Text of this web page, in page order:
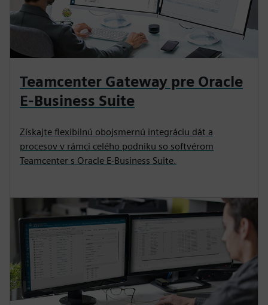
Teamcenter Gateway pre Oracle
E-Business Suite
Získajte flexibilnú obojsmernú integráciu dát a
procesov v rámci celého podniku so softvérom
Teamcenter s Oracle E-Business Suite.